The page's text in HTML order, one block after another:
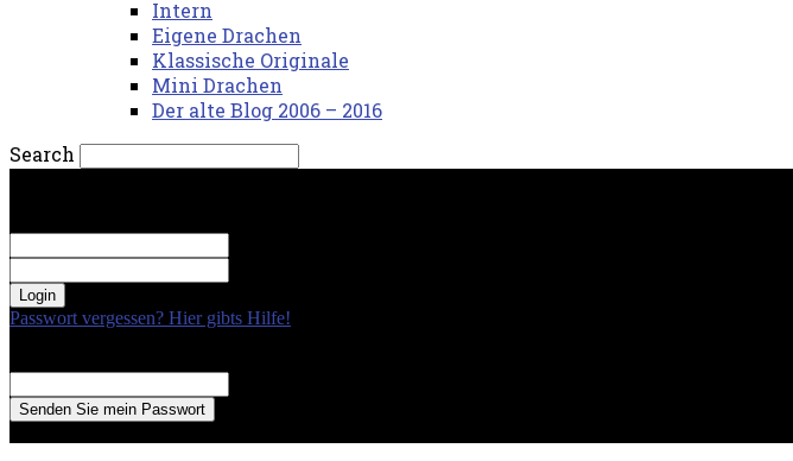
Intern
Eigene Drachen
Klassische Originale
Mini Drachen
Der alte Blog 2006 – 2016
Search
Passwort vergessen? Hier gibts Hilfe!